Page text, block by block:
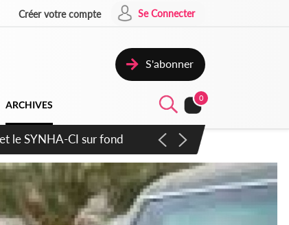
Créer votre compte Se Connecter
S'abonner
ARCHIVES
0
plus apaisé